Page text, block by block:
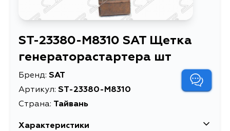
ST-23380-M8310 SAT Щетка
генераторастартера шт
Бренд: SAT
Артикул: ST-23380-M8310
Страна: Тайвань
Характеристики